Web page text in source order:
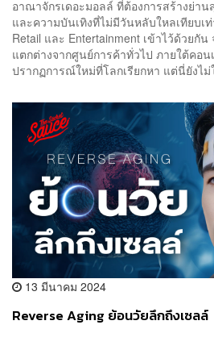
อาณาจักรเดอะมอลล์ ที่ต้องการสร้างย่า
และความบันเทิงที่ไม่มีวันหลับใหลเทียบเ
Retail และ Entertainment เข้าไว้ด้วยกั
แตกต่างจากศูนย์การค้าทั่วไป ภายใต้คอน
ปรากฏการณ์ใหม่ที่โลกเรียกหา แต่นี่ยังไม่
13 มีนาคม 2024
Reverse Aging ย้อนวัยลึกถึงเซลล์